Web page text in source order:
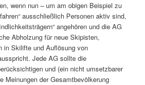
wenn nun – um am obigen Beispiel zu
ausschließlich Personen aktiv sind,
angehören und die AG
Abholzung für neue Skipisten,
in Skilifte und Auflösung von
Jede AG sollte die
und (ein nicht umsetzbarer
Meinungen der Gesamtbevölkerung